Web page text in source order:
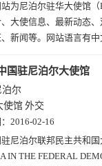
为尼泊尔驻华大使馆
大使信息、最新动态
新闻等。网站语言有中
国驻尼泊尔大使馆
泊尔
使馆 外交
2016-02-16
尼泊尔联邦民主共和国
IN THE FEDERAL